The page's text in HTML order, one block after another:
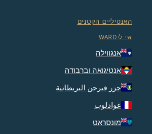
האנטיליים הקטנים
איי ליWARD
אנגווילה
אנטיגואה וברבודה
جزر فيرجن البريطانية
غوادلوب
מונסראט